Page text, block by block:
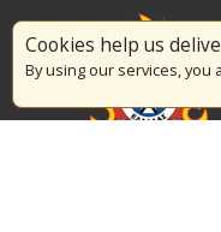
Cookies help us
By using our services,